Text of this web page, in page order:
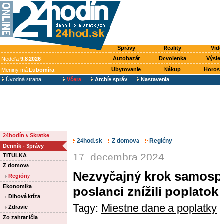
Správy Reality
Nedeľa 9.8.2026 Autobazár Dovolenka
Meniny má Ľubomíra Ubytovanie Nákup
Úvodná strana
Včera Archív správ Nastavenia
24hodín v Skratke
Denník - Správy
TITULKA
Z domova
Regióny
Ekonomika
Dlhová kríza
Zdravie
Zo zahraničia
24hod.sk Z domova Regióny
17. decembra 2024
Nezvyčajný krok
poslanci znížili
Tagy: Miestne dane a poplatky